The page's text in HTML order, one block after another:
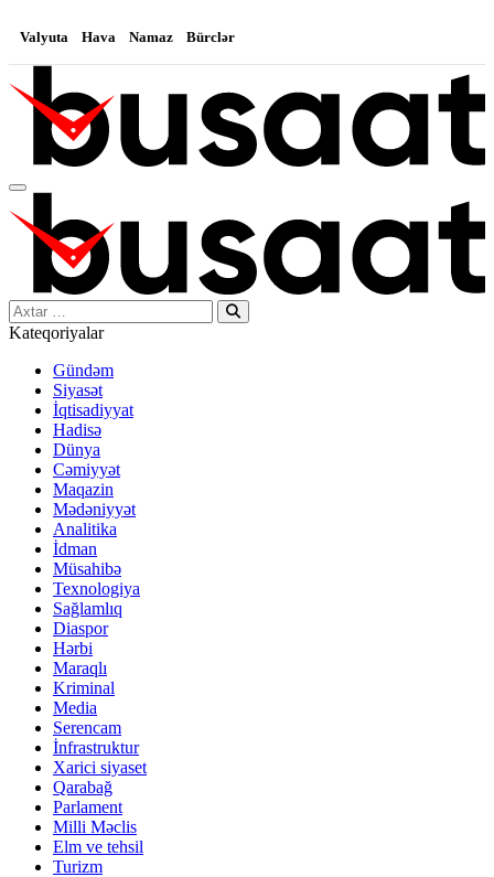
Valyuta Hava Namaz Bürclər
Search…
Kateqoriyalar
Gündəm
Siyasət
İqtisadiyyat
Hadisə
Dünya
Cəmiyyət
Maqazin
Mədəniyyət
Analitika
İdman
Müsahibə
Texnologiya
Sağlamlıq
Diaspor
Hərbi
Maraqlı
Kriminal
Media
Serencam
İnfrastruktur
Xarici siyaset
Qarabağ
Parlament
Milli Məclis
Elm ve tehsil
Turizm